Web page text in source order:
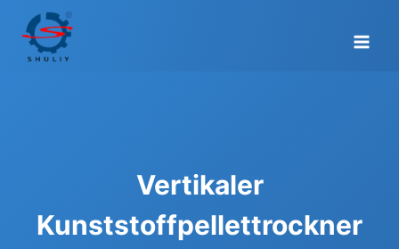
Inhalt
springen
Vertikaler
Kunststoffpellettrockner